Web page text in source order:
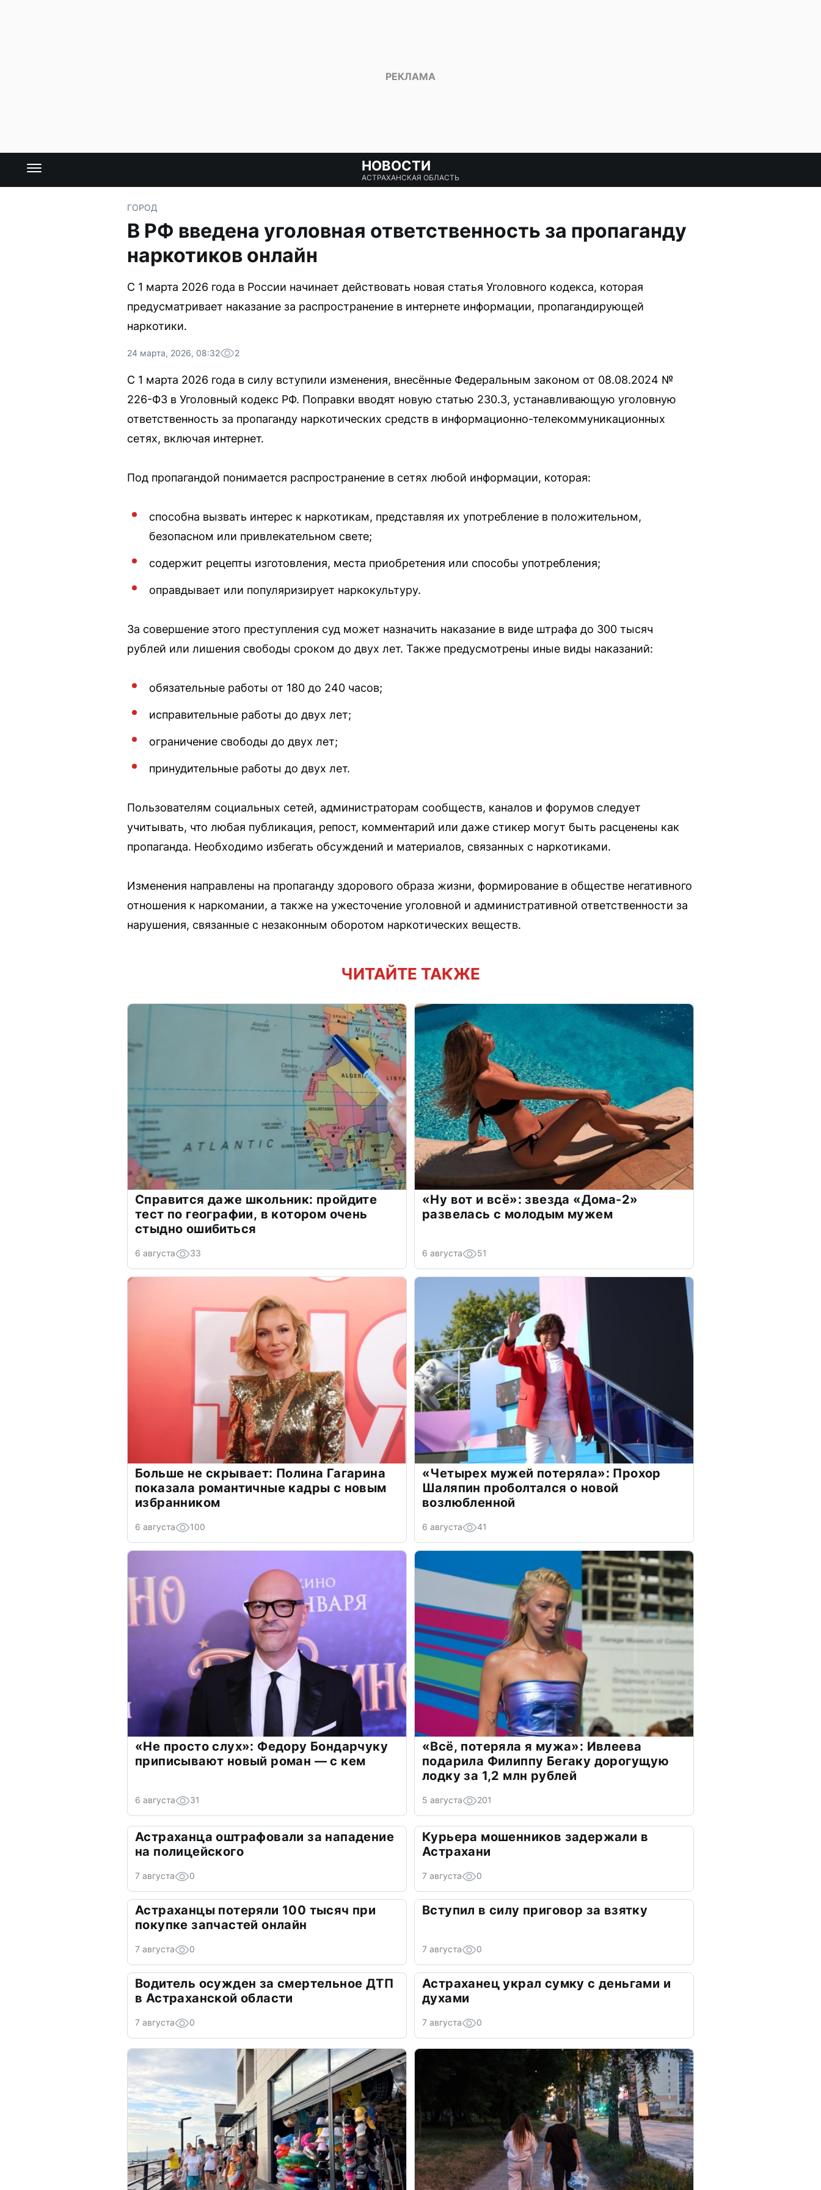
НОВОСТИ
АСТРАХАНСКАЯ ОБЛАСТЬ
ГОРОД
В РФ введена уголовная ответственность за пропаганду
наркотиков онлайн
С 1 марта 2026 года в России начинает действовать новая статья Уголовного кодекса, которая
предусматривает наказание за распространение в интернете информации, пропагандирующей
наркотики.
24 марта, 2026, 08:32 2
С 1 марта 2026 года в силу вступили изменения, внесённые Федеральным законом от 08.08.2024 №
226-ФЗ в Уголовный кодекс РФ. Поправки вводят новую статью 230.3, устанавливающую уголовную
ответственность за пропаганду наркотических средств в информационно-телекоммуникационных
сетях, включая интернет.
Под пропагандой понимается распространение в сетях любой информации, которая:
способна вызвать интерес к наркотикам, представляя их употребление в положительном,
безопасном или привлекательном свете;
содержит рецепты изготовления, места приобретения или способы употребления;
оправдывает или популяризирует наркокультуру.
За совершение этого преступления суд может назначить наказание в виде штрафа до 300 тысяч
рублей или лишения свободы сроком до двух лет. Также предусмотрены иные виды наказаний:
обязательные работы от 180 до 240 часов;
исправительные работы до двух лет;
ограничение свободы до двух лет;
принудительные работы до двух лет.
Пользователям социальных сетей, администраторам сообществ, каналов и форумов следует
учитывать, что любая публикация, репост, комментарий или даже стикер могут быть расценены как
пропаганда. Необходимо избегать обсуждений и материалов, связанных с наркотиками.
Изменения направлены на пропаганду здорового образа жизни, формирование в обществе негативного
отношения к наркомании, а также на ужесточение уголовной и административной ответственности за
нарушения, связанные с незаконным оборотом наркотических веществ.
ЧИТАЙТЕ ТАКЖЕ
Справится даже школьник: пройдите
тест по географии, в котором очень
стыдно ошибиться
6 августа 33
«Ну вот и всё»: звезда «Дома-2»
развелась с молодым мужем
6 августа 51
Больше не скрывает: Полина Гагарина
показала романтичные кадры с новым
избранником
6 августа 100
«Четырех мужей потеряла»: Прохор
Шаляпин проболтался о новой
возлюбленной
6 августа 41
«Не просто слух»: Федору Бондарчуку
приписывают новый роман — с кем
6 августа 31
«Всё, потеряла я мужа»: Ивлеева
подарила Филиппу Бегаку дорогущую
лодку за 1,2 млн рублей
5 августа 201
Астраханца оштрафовали за нападение
на полицейского
7 августа 0
Курьера мошенников задержали в
Астрахани
7 августа 0
Астраханцы потеряли 100 тысяч при
покупке запчастей онлайн
7 августа 0
Вступил в силу приговор за взятку
7 августа 0
Водитель осужден за смертельное ДТП
в Астраханской области
7 августа 0
Астраханец украл сумку с деньгами и
духами
7 августа 0